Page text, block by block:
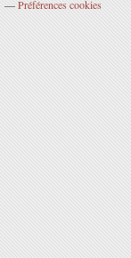
Préférences cookies